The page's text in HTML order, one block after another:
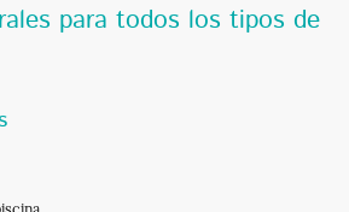
para todos los tipos de